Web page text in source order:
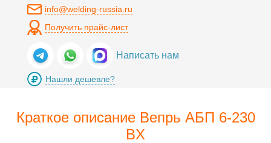
info@welding-russia.ru
Получить прайс-лист
Написать нам
Нашли дешевле?
Краткое описание Вепрь АБП 6-230
ВX